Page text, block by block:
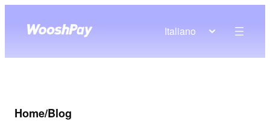
Italiano
Home/Blog